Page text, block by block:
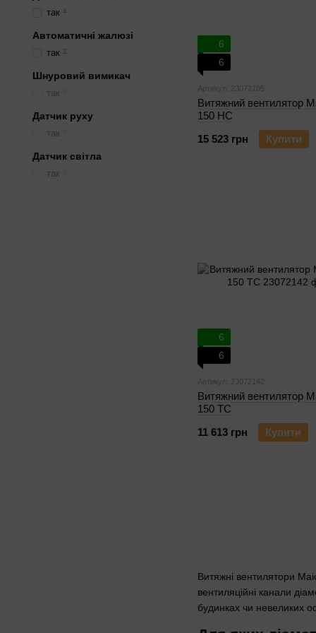
Витяжні вентилятори
вентиляційні канали
будинках чи невеликих
6
6
Артикул: 23072105
Витяжний вентилятор
150 HC
15 523 грн
Купити
6
6
Артикул: 23072142
Витяжний вентилятор
150 TC
11 613 грн
Купити
так 4
Автоматичні жалюзі
так 2
Шнуровий вимикач
так
Датчик руху
так
Датчик світла
так